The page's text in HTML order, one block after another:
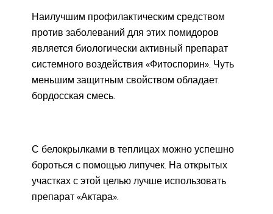
Наилучшим профилактическим средством
против заболеваний для этих помидоров
является биологически активный препарат
системного воздействия «Фитоспорин». Чуть
меньшим защитным свойством обладает
бордосская смесь.
С белокрылками в теплицах можно успешно
бороться с помощью липучек. На открытых
участках с этой целью лучше использовать
препарат «Актара».